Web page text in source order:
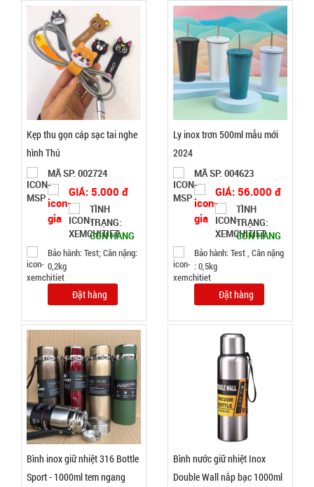
Đặt
Ấm siêu tốc
inox 1,8 Lít
vat )
65.000 đ
BH; Cân
nặng: 1kg
Kẹp thu gọn cáp sạc tai nghe
hình Thú
MÃ SP: 002724
GIÁ: 5.000 đ
TÌNH
TRẠNG:
CÒN HÀNG
Bảo hành: Test; Cân nặng:
0,2kg
Đặt hàng
Ly inox trơn 500ml mẫu mới
2024
MÃ SP: 004623
GIÁ: 56.000 đ
TÌNH
TRẠNG:
CÒN HÀNG
Bảo hành: Test , Cân nặng
: 0,5kg
Đặt hàng
Bình inox giữ nhiệt 316 Bottle
Sport - 1000ml tem ngang
Bình nước giữ nhiệt Inox
Double Wall nắp bạc 1000ml